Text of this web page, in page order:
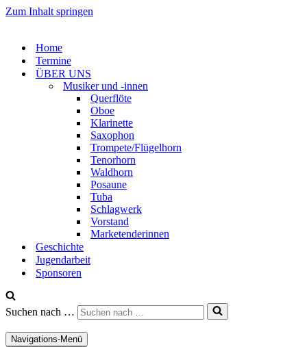
Zum Inhalt springen
Home
Termine
ÜBER UNS
Musiker und -innen
Querflöte
Oboe
Klarinette
Saxophon
Trompete/Flügelhorn
Tenorhorn
Waldhorn
Posaune
Tuba
Schlagwerk
Vorstand
Marketenderinnen
Geschichte
Jugendarbeit
Sponsoren
Suchen nach …
Navigations-Menü